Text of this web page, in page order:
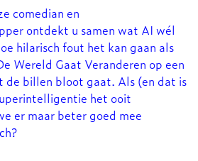
comedian en
ontdekt u samen wat AI wél
hilarisch fout het kan gaan als
Wereld Gaat Veranderen op een
de billen bloot gaat. Als (en dat is
het ooit
er maar beter goed mee